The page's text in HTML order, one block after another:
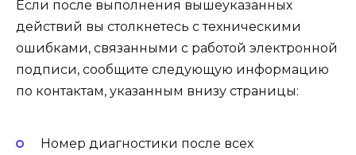
Если после выполнения вышеуказанных
действий вы столкнетесь с техническими
ошибками, связанными с работой электронной
подписи, сообщите следующую информацию
по контактам, указанным внизу страницы:
Номер диагностики после всех